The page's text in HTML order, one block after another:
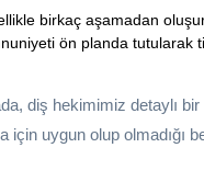
birkaç aşamadan
ön planda tutularak
diş hekimimiz detaylı bir
için uygun olup olmadığı